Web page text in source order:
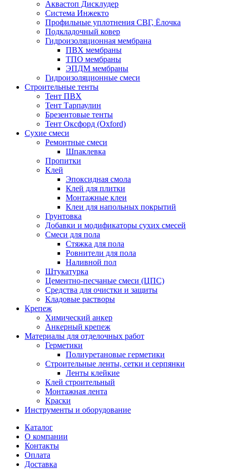
Аквастоп Дисклудер
Система Инжекто
Профильные уплотнения СВГ, Ёлочка
Подкладочный ковер
Гидроизоляционная мембрана
ПВХ мембраны
ТПО мембраны
ЭПДМ мембраны
Гидроизоляционные смеси
Строительные тенты
Тент ПВХ
Тент Тарпаулин
Брезентовые тенты
Тент Оксфорд (Oxford)
Сухие смеси
Ремонтные смеси
Шпаклевка
Пропитки
Клей
Эпоксидная смола
Клей для плитки
Монтажные клеи
Клеи для напольных покрытий
Грунтовка
Добавки и модификаторы сухих смесей
Смеси для пола
Стяжка для пола
Ровнители для пола
Наливной пол
Штукатурка
Цементно-песчаные смеси (ЦПС)
Средства для очистки и защиты
Кладовые растворы
Крепеж
Химический анкер
Анкерный крепеж
Материалы для отделочных работ
Герметики
Полиуретановые герметики
Строительные ленты, сетки и серпянки
Ленты клейкие
Клей строительный
Монтажная лента
Краски
Инструменты и оборудование
Каталог
О компании
Контакты
Оплата
Доставка